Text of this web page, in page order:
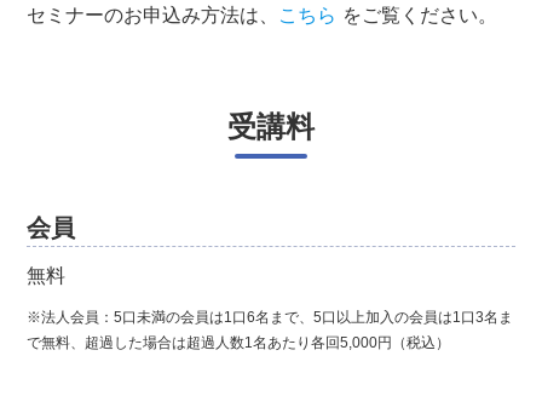
セミナーのお申込み方法は、 こちら をご覧ください。
受講料
会員
無料
※法人会員：5口未満の会員は1口6名まで、5口以上加入の会員は1口3名ま
で無料、超過した場合は超過人数1名あたり各回5,000円（税込）